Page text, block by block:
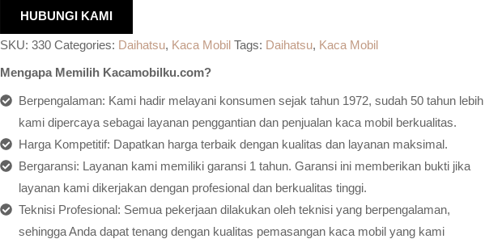
HUBUNGI KAMI
SKU:330 Categories: Daihatsu, Kaca Mobil Tags: Daihatsu, Kaca Mobil
Mengapa Memilih Kacamobilku.com?
Berpengalaman: Kami hadir melayani konsumen sejak tahun 1972, sudah 50 tahun lebih
kami dipercaya sebagai layanan penggantian dan penjualan kaca mobil berkualitas.
Harga Kompetitif: Dapatkan harga terbaik dengan kualitas dan layanan maksimal.
Bergaransi: Layanan kami memiliki garansi 1 tahun. Garansi ini memberikan bukti jika
layanan kami dikerjakan dengan profesional dan berkualitas tinggi.
Teknisi Profesional: Semua pekerjaan dilakukan oleh teknisi yang berpengalaman,
sehingga Anda dapat tenang dengan kualitas pemasangan kaca mobil yang kami